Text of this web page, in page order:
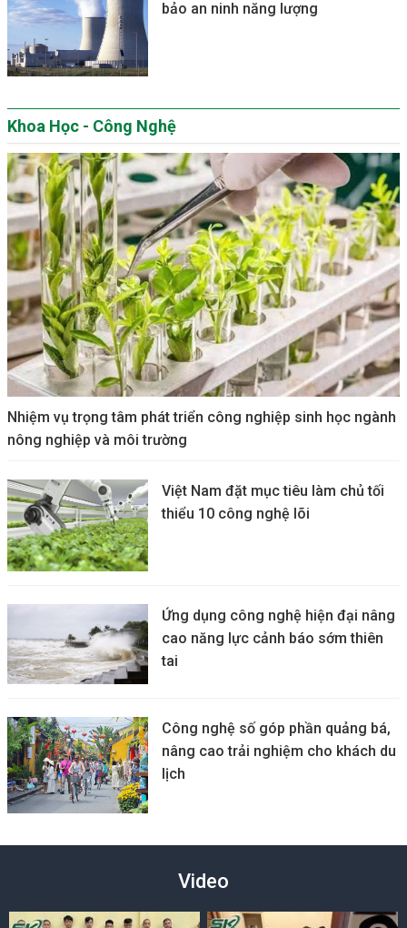
bảo an ninh năng lượng
Khoa Học - Công Nghệ
Nhiệm vụ trọng tâm phát triển công nghiệp sinh học ngành
nông nghiệp và môi trường
Việt Nam đặt mục tiêu làm chủ tối
thiểu 10 công nghệ lõi
Ứng dụng công nghệ hiện đại nâng
cao năng lực cảnh báo sớm thiên
tai
Công nghệ số góp phần quảng bá,
nâng cao trải nghiệm cho khách du
lịch
Video